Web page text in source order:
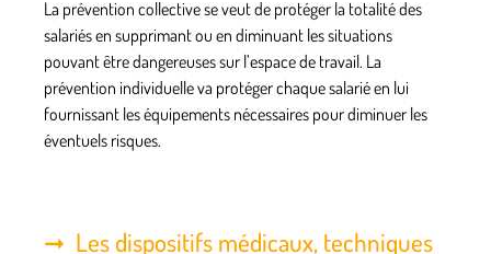
La prévention collectivese veut de protéger la totalité des
salariés en supprimant ou en diminuant les situations
pouvant être dangereuses sur l’espace de travail. La
prévention individuelle va protéger chaque salarié en lui
fournissant les équipements nécessaires pour diminuer les
éventuels risques.
Les dispositifs médicaux, techniques